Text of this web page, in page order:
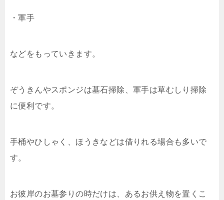
・軍手
などをもっていきます。
ぞうきんやスポンジは墓石掃除、軍手は草むしり掃除
に便利です。
手桶やひしゃく、ほうきなどは借りれる場合も多いで
す。
お彼岸のお墓参りの時だけは、あるお供え物を置くこ